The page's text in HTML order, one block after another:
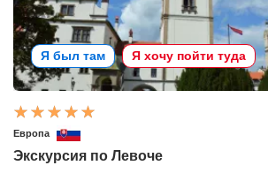
Я был там Я хочу пойти туда
Европа
Экскурсия по Левоче